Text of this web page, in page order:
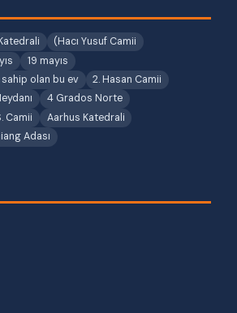
(Hacı Yusuf Camii
19 mayıs
sahip olan bu ev
2. Hasan Camii
4 Grados Norte
Camii
Aarhus Katedrali
Adası